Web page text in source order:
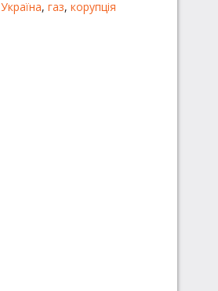
Україна, газ, корупція